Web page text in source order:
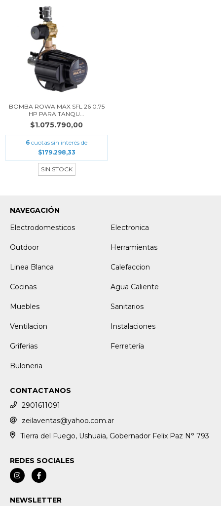
BOMBA ROWA MAX SFL 26 0.75
HP PARA TANQU...
$1.075.790,00
6 cuotas sin interés de
$179.298,33
SIN STOCK
NAVEGACIÓN
Electrodomesticos
Electronica
Outdoor Herramientas
Linea Blanca Calefaccion
Cocinas Agua Caliente
Muebles Sanitarios
Ventilacion Instalaciones
Griferias Ferretería
Buloneria
CONTACTANOS
2901611091
zeilaventas@yahoo.com.ar
Tierra del Fuego, Ushuaia, Gobernador Felix Paz N° 793
REDES SOCIALES
NEWSLETTER